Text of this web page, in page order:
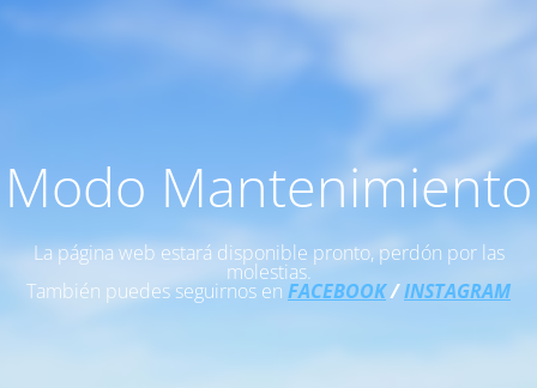
Modo Mantenimiento
La página web estará disponible pronto, perdón por las
molestias.
También puedes seguirnos en FACEBOOK/INSTAGRAM